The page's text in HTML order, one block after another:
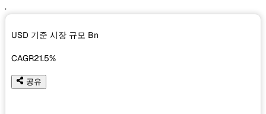
.
USD 기준 시장 규모 Bn
CAGR21.5%
공유